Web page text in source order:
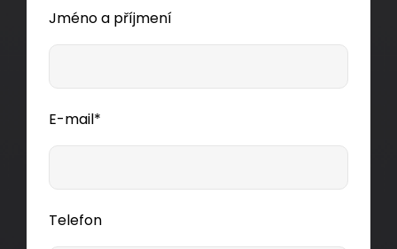
Jméno a příjmení
E-mail*
Telefon